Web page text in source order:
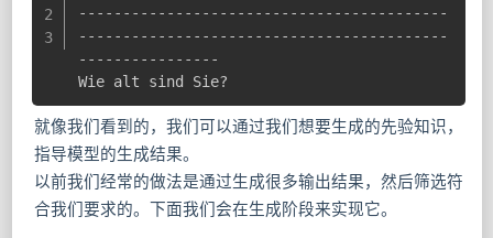
------------------------------------------
------------------------------------------
----------------
Wie alt sind Sie?
就像我们看到的，我们可以通过我们想要生成的先验知识，
指导模型的生成结果。
以前我们经常的做法是通过生成很多输出结果，然后筛选符
合我们要求的。下面我们会在生成阶段来实现它。